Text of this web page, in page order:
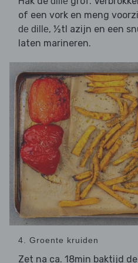
of een vork en meng
de dille, ½tl azijn en een
laten marineren.
4. Groente kruiden
Zet na ca. 18min baktijd